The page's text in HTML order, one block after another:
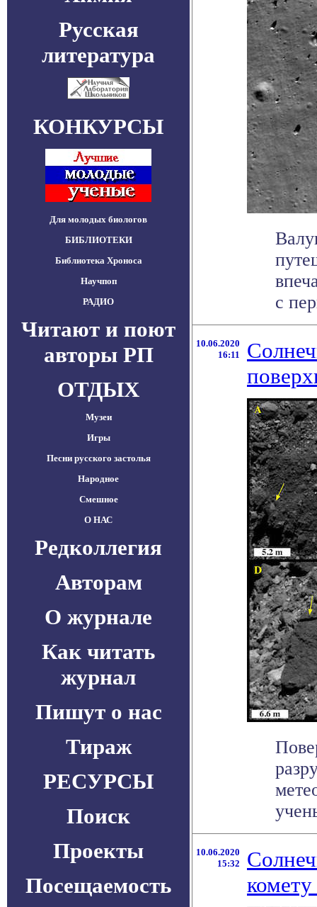
Русская
литература
КОНКУРСЫ
Для молодых биологов
БИБЛИОТЕКИ
Библиотека Хроноса
Научпоп
РАДИО
Читают и поют
авторы РП
ОТДЫХ
Музеи
Игры
Песни русского застолья
Народное
Смешное
О НАС
Редколлегия
Авторам
О журнале
Как читать
журнал
Пишут о нас
Тираж
РЕСУРСЫ
Поиск
Проекты
Посещаемость
с
10.06.2020
16:11
10.06.2020
15:32